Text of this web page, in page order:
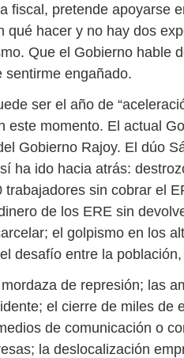
fiscal, pretende apoyarse
qué hacer y no hay dos
Que el Gobierno hable
sentirme engañado.
ser el año de
este momento. El actual
Gobierno Rajoy. El dúo
ha ido hacia atrás:
trabajadores sin cobrar el
de los ERE sin
el golpismo en los
desafío entre la
de represión; las
el cierre de miles de
de comunicación o
la deslocalización